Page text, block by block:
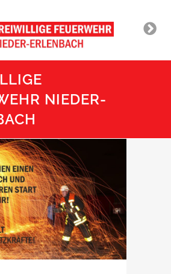
NIEDER-